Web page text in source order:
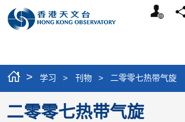
个
分
> 学习 > 刊物 > 二零零七热带气旋
二零零七热带气旋